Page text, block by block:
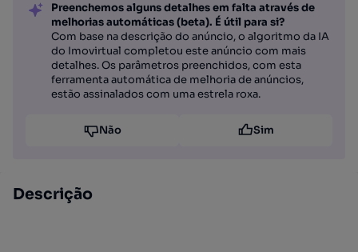
Preenchemos alguns detalhes em falta através de
melhorias automáticas (beta). É útil para si?
Com base na descrição do anúncio, o algoritmo da IA
do Imovirtual completou este anúncio com mais
detalhes. Os parâmetros preenchidos, com esta
ferramenta automática de melhoria de anúncios,
estão assinalados com uma estrela roxa.
Não Sim
Descrição